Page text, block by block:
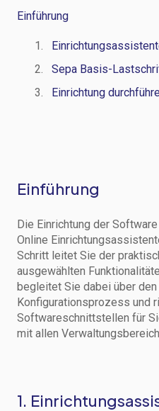
Einführung
Sepa Basis-
Einrichtung
Einführung
Die Einrichtung der
Online
Schritt leitet Sie der
ausgewählten
begleitet Sie dabei über
Konfigurationsprozess und
Softwareschnittstellen für
mit allen
1.